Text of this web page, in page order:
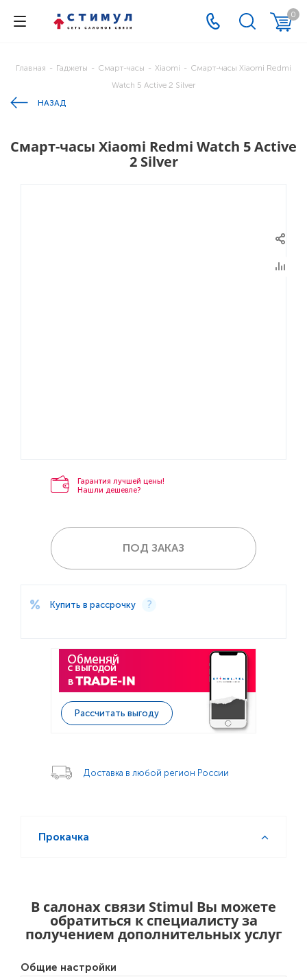
0
Главная - Гаджеты - Смарт-часы - Xiaomi - Смарт-часы Xiaomi Redmi
Watch 5 Active 2 Silver
НАЗАД
Смарт-часы Xiaomi Redmi Watch 5 Active
2 Silver
Гарантия лучшей цены!
Нашли дешевле?
ПОД ЗАКАЗ
Купить в рассрочку
Рассчитать выгоду
Доставка в любой регион России
Прокачка
В салонах связи Stimul Вы можете
обратиться к специалисту за
получением дополнительных услуг
Общие настройки